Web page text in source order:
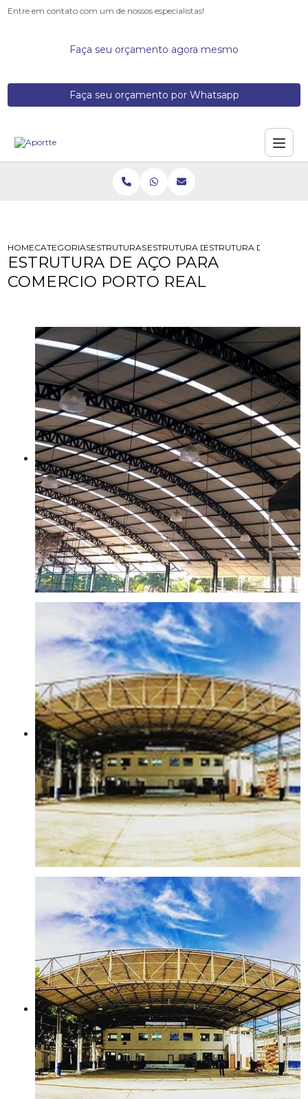
Entre em contato com um de nossos especialistas!
Faça seu orçamento agora mesmo
Faça seu orçamento por Whatsapp
HOMECATEGORIASESTRUTURAS DE ACOESTRUTURA DE ACO PARA
ESTRUTURA DE ACO
ESTRUTURA DE AÇO PARA
COMERCIO PORTO REAL